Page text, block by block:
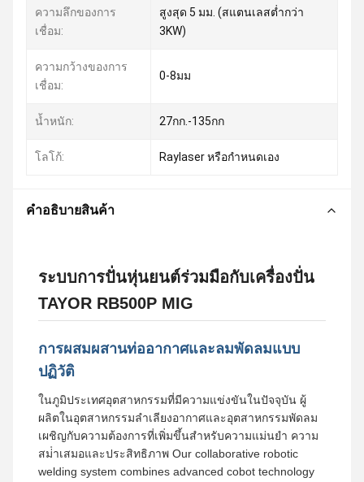
ความลึกของการ
เชื่อม:
สูงสุด 5 มม. (สแตนเลสต่ำกว่า
3KW)
ความกว้างของการ
เชื่อม:
0-8มม
น้ำหนัก: 27กก.-135กก
โลโก้: Raylaser หรือกำหนดเอง
คําอธิบายสินค้า
ระบบการปั่นหุ่นยนต์ร่วมมือกับเครื่องปั่น
TAYOR RB500P MIG
การผสมผสานท่ออากาศและลมพัดลมแบบ
ปฏิวัติ
ในภูมิประเทศอุตสาหกรรมที่มีความแข่งขันในปัจจุบัน ผู้
ผลิตในอุตสาหกรรมลําเลียงอากาศและอุตสาหกรรมพัดลม
เผชิญกับความต้องการที่เพิ่มขึ้นสําหรับความแม่นยํา ความ
สม่ําเสมอและประสิทธิภาพ Our collaborative robotic
welding system combines advanced cobot technology